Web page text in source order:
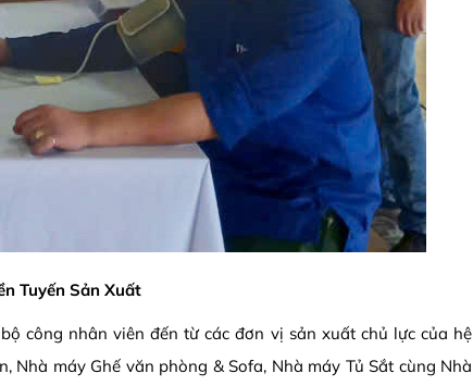
Tuyến Sản Xuất
công nhân viên đến từ các đơn vị sản xuất chủ lực của hệ
máy Ghế văn phòng & Sofa, Nhà máy Tủ Sắt cùng Nhà